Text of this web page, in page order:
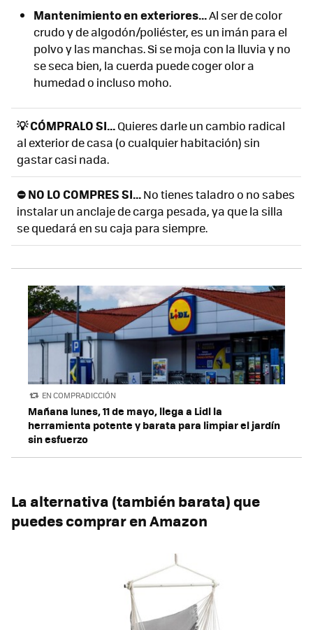
Mantenimiento en exteriores...Al ser de color
crudo y de algodón/poliéster, es un imán para el
polvo y las manchas. Si se moja con la lluvia y no
se seca bien, la cuerda puede coger olor a
humedad o incluso moho.
💡 CÓMPRALO SI...Quieres darle un cambio radical
al exterior de casa (o cualquier habitación) sin
gastar casi nada.
⛔ NO LO COMPRES SI...No tienes taladro o no sabes
instalar un anclaje de carga pesada, ya que la silla
se quedará en su caja para siempre.
EN COMPRADICCIÓN
Mañana lunes, 11 de mayo, llega a Lidl la
herramienta potente y barata para limpiar el jardín
sin esfuerzo
La alternativa (también barata) que
puedes comprar en Amazon